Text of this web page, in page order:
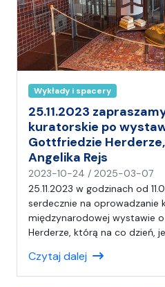
Wykłady i spacery
25.11.2023
kuratorskie po
Gottfriedzie
Angelika Rejs
2023-10-24 / 2025-03-07
a
p
i
(
25.11.2023 w godzinach od
serdecznie na oprowadzanie
międzynarodowej wystawie
Herderze, którą na co dzień,
Czytaj dalej